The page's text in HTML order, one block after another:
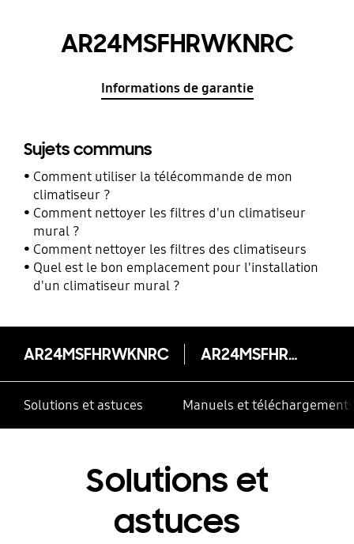
AR24MSFHRWKNRC
Informations de garantie
Sujets communs
Comment utiliser la télécommande de mon
climatiseur ?
Comment nettoyer les filtres d'un climatiseur
mural ?
Comment nettoyer les filtres des climatiseurs
Quel est le bon emplacement pour l'installation
d'un climatiseur mural ?
AR24MSFHRWKNRC AR24MSFHRWKNRC
Solutions et astuces Manuels et téléchargements
Solutions et
astuces